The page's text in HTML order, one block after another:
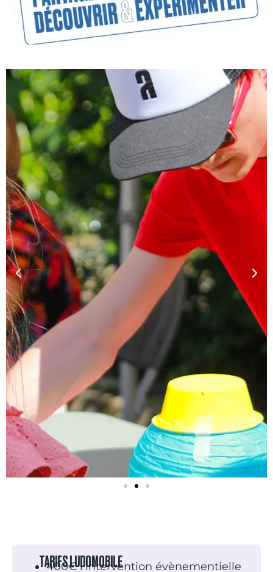
TARIFS LUDOMOBILE
400€ l’intervention évènementielle